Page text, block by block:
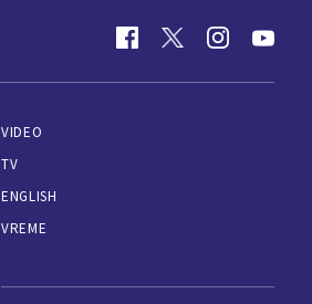
VIDEO
TV
ENGLISH
VREME